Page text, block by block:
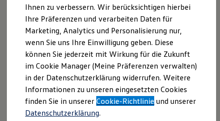
Familienautos
Kombis
Kompaktwagen
Sportwagen
Schnell verfügbare Fahrzeuge
Angebote und Produkte
Aktuelle Angebote
E-Auto-Förderung
Volkswagen Marktplatz
Die ENERGY Sondermodelle
Junge Gebrauchtwagen und Gebrauchtwagen
Volkswagen Zertifizierte Gebrauchtwagen
Elektromobilität bei Gebrauchtwagen
Ihnen zu verbessern. Wir berücksichtigen hierbei
Ihre Präferenzen und verarbeiten Daten für
Marketing, Analytics und Personalisierung nur,
wenn Sie uns Ihre Einwilligung geben. Diese
können Sie jederzeit mit Wirkung für die Zukunft
im Cookie Manager (Meine Präferenzen verwalten)
in der Datenschutzerklärung widerrufen. Weitere
Informationen zu unseren eingesetzten Cookies
finden Sie in unsererCookie-Richtlinie und unserer
Datenschutzerklärung.